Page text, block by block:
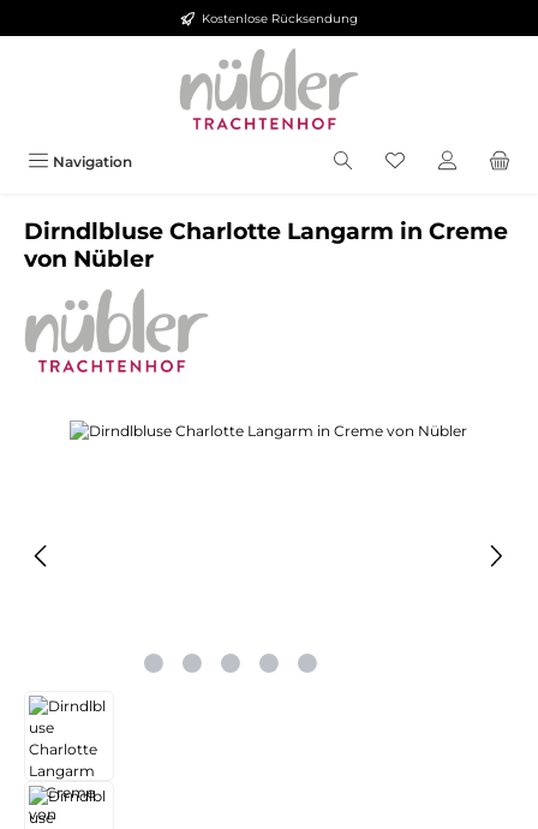
Zum Hauptinhalt springen Kostenlose Rücksendung
Navigation
Dirndlbluse Charlotte Langarm in Creme
von Nübler
Bildergalerie überspringen